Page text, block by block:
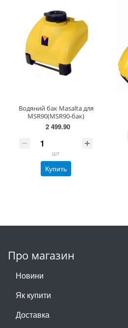
Водяний бак Masalta для
MSR90(MSR90-бак)
2 499.90
шт
Купить
Про магазин
Новини
Як купити
Доставка